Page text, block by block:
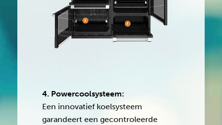
4. Powercoolsysteem:
Een innovatief koelsysteem
garandeert een gecontroleerde